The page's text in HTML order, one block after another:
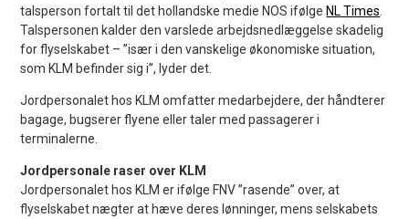
talsperson fortalt til det hollandske medie NOS ifølge NL Times
Talspersonen kalder den varslede arbejdsnedlæggelse skadelig
for flyselskabet – ”især i den vanskelige økonomiske situation,
som KLM befinder sig i”, lyder det.
Jordpersonalet hos KLM omfatter medarbejdere, der håndterer
bagage, bugserer flyene eller taler med passagerer i
terminalerne.
Jordpersonale raser over KLM
Jordpersonalet hos KLM er ifølge FNV ”rasende” over, at
flyselskabet nægter at hæve deres lønninger, mens selskabets